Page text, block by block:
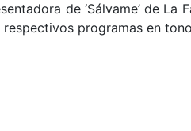
de ‘Sálvame’ de La
programas en